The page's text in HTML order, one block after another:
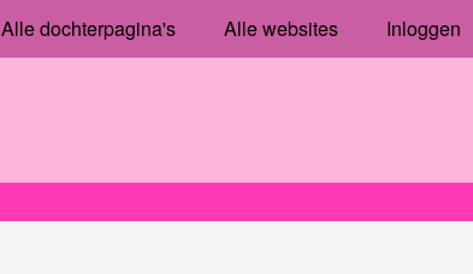
Alle dochterpagina's Alle websites Inloggen